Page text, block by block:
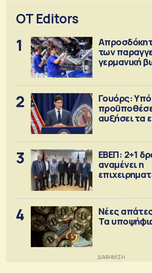
OT Editors
1
των
γερμανική
2
Γουόρς:
αυξήσει τα
3
ΕΒΕΠ: 2+1
αναμένει η
4
Νέες
Τα